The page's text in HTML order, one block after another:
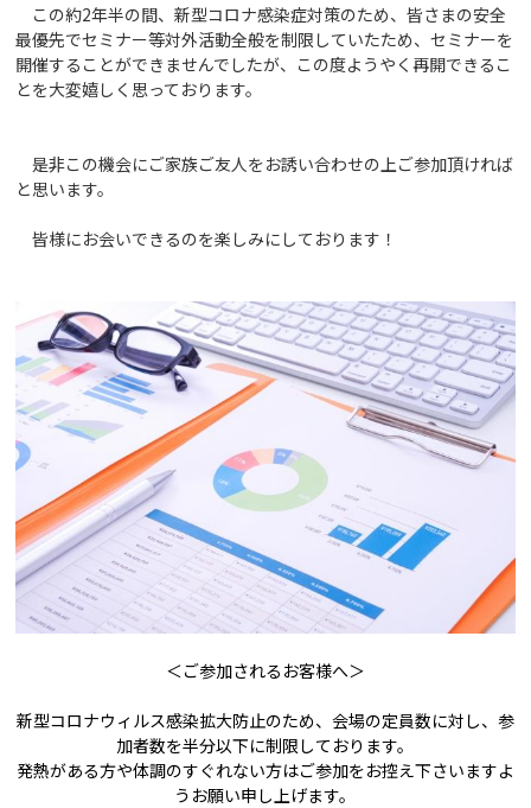
この約2年半の間、新型コロナ感染症対策のため、皆さまの安全
最優先でセミナー等対外活動全般を制限していたため、セミナーを
開催することができませんでしたが、この度ようやく再開できるこ
とを大変嬉しく思っております。
是非この機会にご家族ご友人をお誘い合わせの上ご参加頂ければ
と思います。
皆様にお会いできるのを楽しみにしております！
＜ご参加されるお客様へ＞
新型コロナウィルス感染拡大防止のため、会場の定員数に対し、参
加者数を半分以下に制限しております。
発熱がある方や体調のすぐれない方はご参加をお控え下さいますよ
うお願い申し上げます。